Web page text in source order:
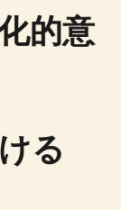
的意
る